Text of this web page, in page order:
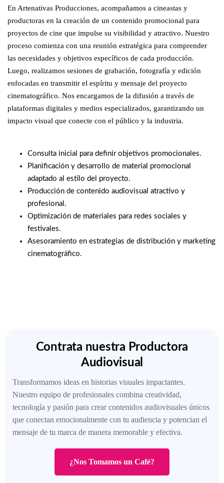
En Artenativas Producciones, acompañamos a cineastas y
productoras en la creación de un contenido promocional para
proyectos de cine que impulse su visibilidad y atractivo. Nuestro
proceso comienza con una reunión estratégica para comprender
las necesidades y objetivos específicos de cada producción.
Luego, realizamos sesiones de grabación, fotografía y edición
enfocadas en transmitir el espíritu y mensaje del proyecto
cinematográfico. Nos encargamos de la difusión a través de
plataformas digitales y medios especializados, garantizando un
impacto visual que conecte con el público y la industria.
Consulta inicial para definir objetivos promocionales.
Planificación y desarrollo de material promocional
adaptado al estilo del proyecto.
Producción de contenido audiovisual atractivo y
profesional.
Optimización de materiales para redes sociales y
festivales.
Asesoramiento en estrategias de distribución y marketing
cinematográfico.
Contrata nuestra Productora
Audiovisual
Transformamos ideas en historias visuales impactantes.
Nuestro equipo de profesionales combina creatividad,
tecnología y pasión para crear contenidos audiovisuales únicos
que conectan emocionalmente con tu audiencia y potencian el
mensaje de tu marca de manera memorable y efectiva.
¿Nos Tomamos un Café?